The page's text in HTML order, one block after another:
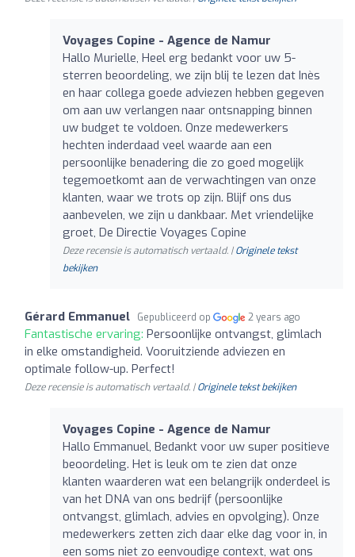
Voyages Copine - Agence de Namur
Hallo Murielle, Heel erg bedankt voor uw 5-
sterren beoordeling, we zijn blij te lezen dat Inès
en haar collega goede adviezen hebben gegeven
om aan uw verlangen naar ontsnapping binnen
uw budget te voldoen. Onze medewerkers
hechten inderdaad veel waarde aan een
persoonlijke benadering die zo goed mogelijk
tegemoetkomt aan de verwachtingen van onze
klanten, waar we trots op zijn. Blijf ons dus
aanbevelen, we zijn u dankbaar. Met vriendelijke
groet, De Directie Voyages Copine
Deze recensie is automatisch vertaald. |Originele tekst
bekijken
Gérard Emmanuel Gepubliceerd op 2 years ago
Fantastische ervaring: Persoonlijke ontvangst, glimlach
in elke omstandigheid. Vooruitziende adviezen en
optimale follow-up. Perfect!
Deze recensie is automatisch vertaald. |Originele tekst bekijken
Voyages Copine - Agence de Namur
Hallo Emmanuel, Bedankt voor uw super positieve
beoordeling. Het is leuk om te zien dat onze
klanten waarderen wat een belangrijk onderdeel is
van het DNA van ons bedrijf (persoonlijke
ontvangst, glimlach, advies en opvolging). Onze
medewerkers zetten zich daar elke dag voor in, in
een soms niet zo eenvoudige context, wat ons